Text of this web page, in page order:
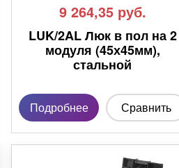
9 264,35 руб.
LUK/2AL Люк в пол на 2
модуля (45х45мм),
стальной
Подробнее Сравнить